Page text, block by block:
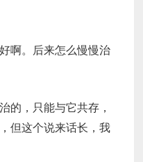
啊。后来怎么慢慢治
的，只能与它共存，
但这个说来话长，我